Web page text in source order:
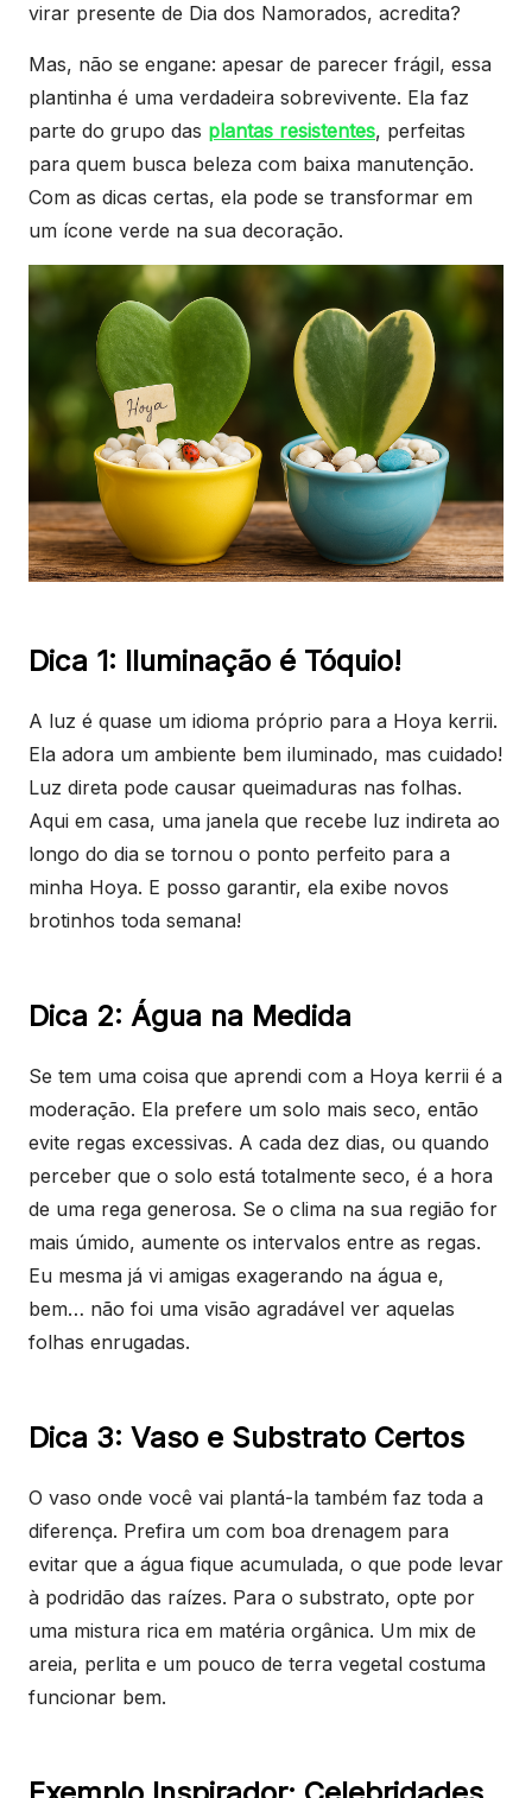
virar presente de Dia dos Namorados, acredita?
Mas, não se engane: apesar de parecer frágil, essa
plantinha é uma verdadeira sobrevivente. Ela faz
parte do grupo das plantas resistentes, perfeitas
para quem busca beleza com baixa manutenção.
Com as dicas certas, ela pode se transformar em
um ícone verde na sua decoração.
Dica 1: Iluminação é Tóquio!
A luz é quase um idioma próprio para a Hoya kerrii.
Ela adora um ambiente bem iluminado, mas cuidado!
Luz direta pode causar queimaduras nas folhas.
Aqui em casa, uma janela que recebe luz indireta ao
longo do dia se tornou o ponto perfeito para a
minha Hoya. E posso garantir, ela exibe novos
brotinhos toda semana!
Dica 2: Água na Medida
Se tem uma coisa que aprendi com a Hoya kerrii é a
moderação. Ela prefere um solo mais seco, então
evite regas excessivas. A cada dez dias, ou quando
perceber que o solo está totalmente seco, é a hora
de uma rega generosa. Se o clima na sua região for
mais úmido, aumente os intervalos entre as regas.
Eu mesma já vi amigas exagerando na água e,
bem… não foi uma visão agradável ver aquelas
folhas enrugadas.
Dica 3: Vaso e Substrato Certos
O vaso onde você vai plantá-la também faz toda a
diferença. Prefira um com boa drenagem para
evitar que a água fique acumulada, o que pode levar
à podridão das raízes. Para o substrato, opte por
uma mistura rica em matéria orgânica. Um mix de
areia, perlita e um pouco de terra vegetal costuma
funcionar bem.